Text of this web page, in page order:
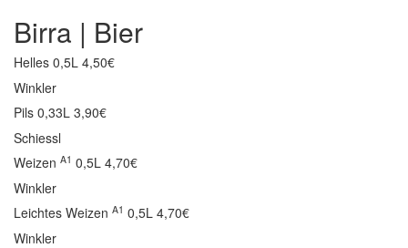
Birra | Bier
Helles 0,5L 4,50€
Winkler
Pils 0,33L 3,90€
Schiessl
Weizen A1 0,5L 4,70€
Winkler
Leichtes Weizen A1 0,5L 4,70€
Winkler